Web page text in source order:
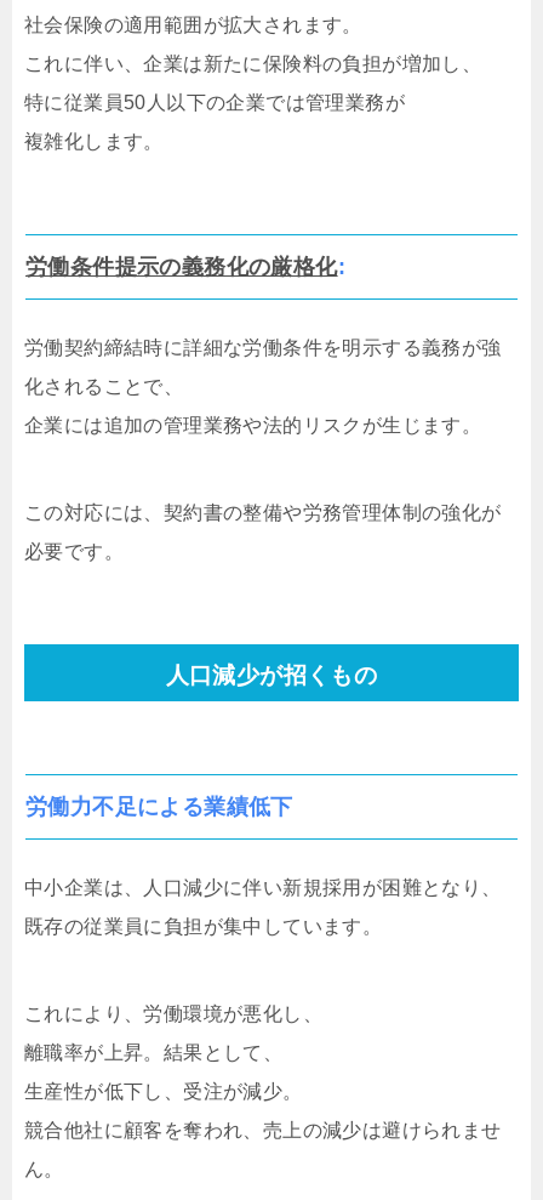
社会保険の適用範囲が拡大されます。
これに伴い、企業は新たに保険料の負担が増加し、
特に従業員50人以下の企業では管理業務が
複雑化します。
労働条件提示の義務化の厳格化:
労働契約締結時に詳細な労働条件を明示する義務が強
化されることで、
企業には追加の管理業務や法的リスクが生じます。
この対応には、契約書の整備や労務管理体制の強化が
必要です。
人口減少が招くもの
労働力不足による業績低下
中小企業は、人口減少に伴い新規採用が困難となり、
既存の従業員に負担が集中しています。
これにより、労働環境が悪化し、
離職率が上昇。結果として、
生産性が低下し、受注が減少。
競合他社に顧客を奪われ、売上の減少は避けられませ
ん。